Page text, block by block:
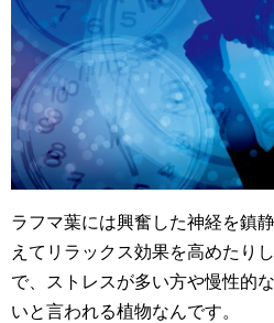
ラフマ葉には興奮した神経を鎮
えてリラックス効果を高めたり
で、ストレスが多い方や慢性的
いと言われる植物なんです。